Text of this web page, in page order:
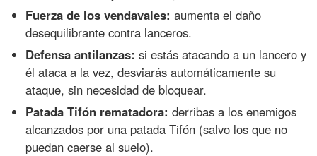
Fuerza de los vendavales: aumenta el daño
desequilibrante contra lanceros.
Defensa antilanzas: si estás atacando a un lancero y
él ataca a la vez, desviarás automáticamente su
ataque, sin necesidad de bloquear.
Patada Tifón rematadora: derribas a los enemigos
alcanzados por una patada Tifón (salvo los que no
puedan caerse al suelo).